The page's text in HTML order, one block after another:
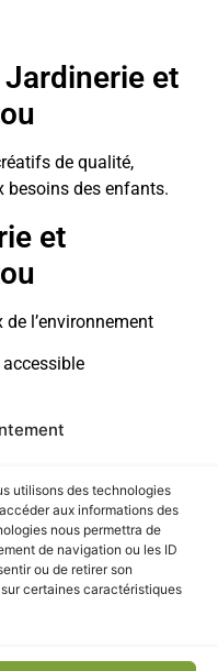
utilisons des technologies
aux informations des
nous permettra de
de navigation ou les ID
ou de retirer son
certaines caractéristiques
et
de qualité,
besoins des enfants.
et
l’environnement
et Animalerie de
emballée